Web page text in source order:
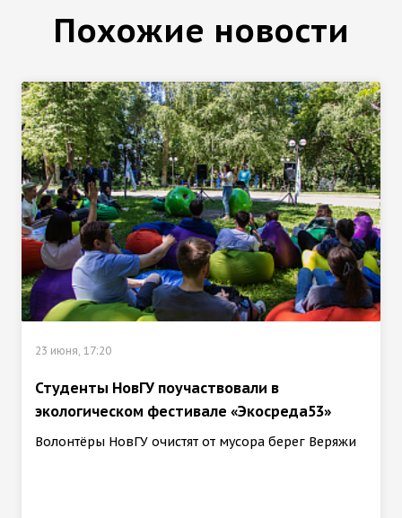
Похожие новости
23 июня, 17:20
Студенты НовГУ поучаствовали в
экологическом фестивале «Экосреда53»
Волонтёры НовГУ очистят от мусора берег Веряжи